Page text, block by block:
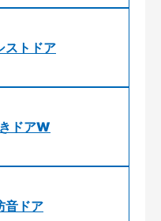
ストドア
ドアW
音ドア